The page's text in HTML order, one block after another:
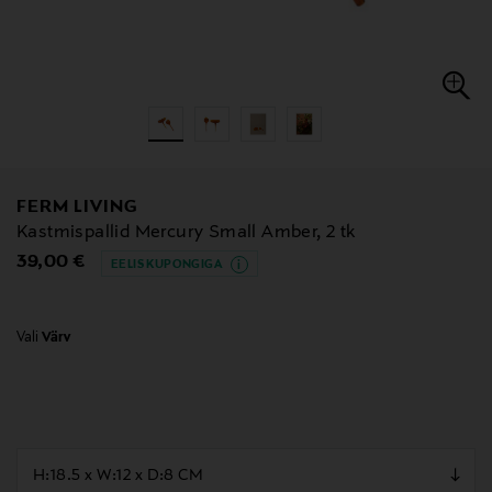
FERM LIVING
Kastmispallid Mercury Small Amber, 2 tk
Original Price
39,00 € EELIS KUPONGIGA
Vali Värv